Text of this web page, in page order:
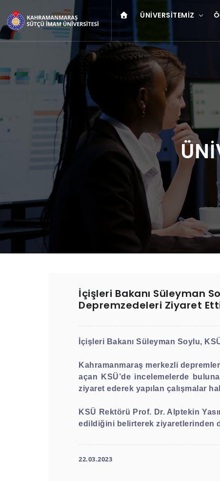
ÜNIVERSITEMIZ
İçişleri Bakanı Süleyman
Depremzedeleri Ziyaret
İçişleri Bakanı Süleyman Soylu,
Kahramanmaraş merkezli
açan KSÜ’de incelemelerde
ziyaret ederek yapılan çalışmalar
KSÜ Rektörü Prof. Dr. Alptekin
edildiğini belirterek ziyaretlerinden
22.03.2023